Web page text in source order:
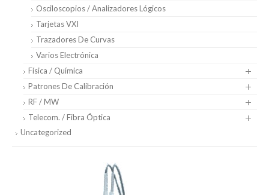
Osciloscopios / Analizadores Lógicos
Tarjetas VXI
Trazadores De Curvas
Varios Electrónica
Física / Química
Patrones De Calibración
RF / MW
Telecom. / Fibra Óptica
Uncategorized